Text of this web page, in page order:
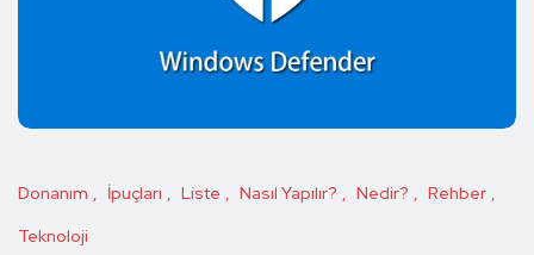
Donanım İpuçları Liste Nasıl Yapılır? Nedir?
Rehber
Teknoloji